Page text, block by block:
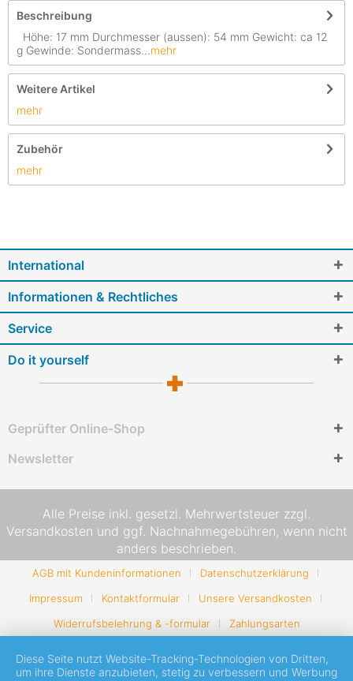
Beschreibung
Höhe: 17 mm Durchmesser (aussen): 54 mm Gewicht: ca 12
g Gewinde: Sondermass...mehr
Weitere Artikel
mehr
Zubehör
mehr
International
Informationen & Rechtliches
Service
Do it yourself
Geprüfter Online-Shop
Newsletter
Alle Preise inkl. gesetzl. Mehrwertsteuer zzgl.
Versandkosten und ggf. Nachnahmegebühren, wenn nicht
anders beschrieben.
AGB mit Kundeninformationen
Datenschutzerklärung
Impressum
Kontaktformular
Unsere Versandkosten
Widerrufsbelehrung & -formular
Zahlungsarten
Diese Seite nutzt Website-Tracking-Technologien von Dritten,
um ihre Dienste anzubieten, stetig zu verbessern und Werbung